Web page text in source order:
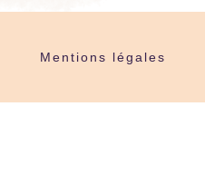
Mentions légales